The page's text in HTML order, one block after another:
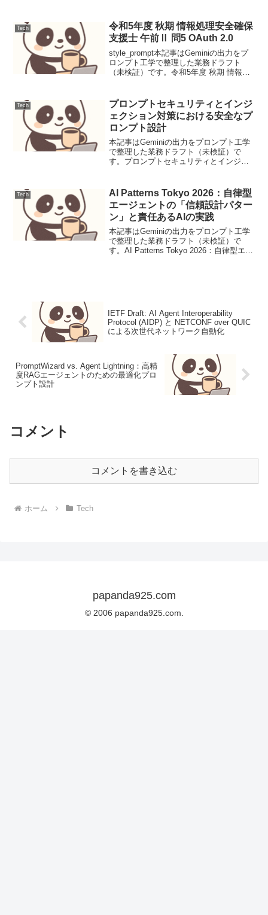
Tech
令和5年度 秋期 情報処理安全確保
支援士 午前Ⅱ 問5 OAuth 2.0
style_prompt本記事はGeminiの出力をプ
ロンプト工学で整理した業務ドラフト
（未検証）です。令和5年度 秋期 情報処
権限をアプリに委譲す...
Tech
プロンプトセキュリティとインジ
ェクション対策における安全なプ
ロンプト設計
本記事はGeminiの出力をプロンプト工学
で整理した業務ドラフト（未検証）で
す。プロンプトセキュリティとインジェ
Input): ユーザーがLLMに与える自由形
Tech
AI Patterns Tokyo 2026：自律型
エージェントの「信頼設計パター
ン」と責任あるAIの実践
本記事はGeminiの出力をプロンプト工学
で整理した業務ドラフト（未検証）で
す。AI Patterns Tokyo 2026：自律型エー
IETF Draft: AI Agent Interoperability
Protocol (AIDP) と NETCONF over QUIC
による次世代ネットワーク自動化
PromptWizard vs. Agent Lightning：高精
度RAGエージェントのための最適化プロ
ンプト設計
コメント
コメントを書き込む
ホーム Tech
papanda925.com
© 2006 papanda925.com.